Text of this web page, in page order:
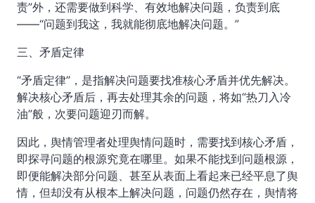
责”外，还需要做到科学、有效地解决问题，负责到底
——“问题到我这，我就能彻底地解决问题。”
三、矛盾定律
“矛盾定律”，是指解决问题要找准核心矛盾并优先解决。
解决核心矛盾后，再去处理其余的问题，将如“热刀入冷
油”般，次要问题迎刃而解。
因此，舆情管理者处理舆情问题时，需要找到核心矛盾，
即探寻问题的根源究竟在哪里。如果不能找到问题根源，
即便能解决部分问题、甚至从表面上看起来已经平息了舆
情，但却没有从根本上解决问题，问题仍然存在，舆情将